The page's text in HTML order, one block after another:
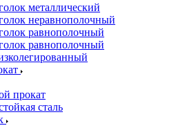
металлический
неравнополочный
равнополочный
равнополочный
прокат
сталь